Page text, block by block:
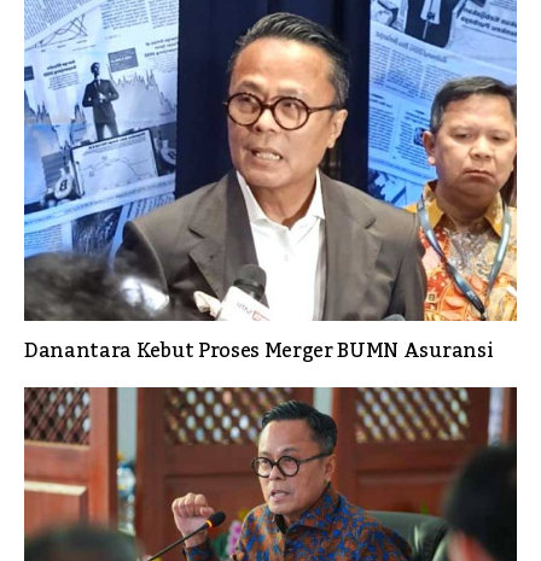
Danantara Kebut Proses Merger BUMN Asuransi